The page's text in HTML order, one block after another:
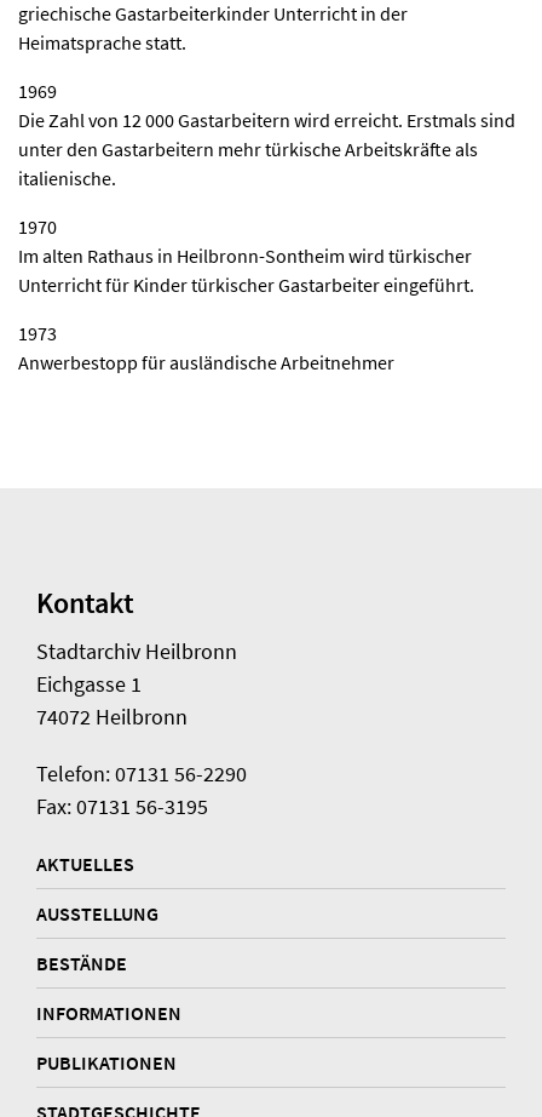
griechische Gastarbeiterkinder Unterricht in der
Heimatsprache statt.
1969
Die Zahl von 12 000 Gastarbeitern wird erreicht. Erstmals sind
unter den Gastarbeitern mehr türkische Arbeitskräfte als
italienische.
1970
Im alten Rathaus in Heilbronn-Sontheim wird türkischer
Unterricht für Kinder türkischer Gastarbeiter eingeführt.
1973
Anwerbestopp für ausländische Arbeitnehmer
Kontakt
Stadtarchiv Heilbronn
Eichgasse 1
74072 Heilbronn
Telefon: 07131 56-2290
Fax: 07131 56-3195
AKTUELLES
AUSSTELLUNG
BESTÄNDE
INFORMATIONEN
PUBLIKATIONEN
STADTGESCHICHTE